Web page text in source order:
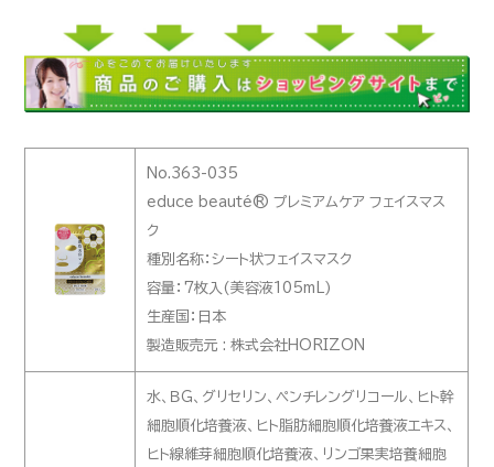
No.363-035
educe beauté® プレミアムケア フェイスマス
ク
種別名称：シート状フェイスマスク
容量：7枚入(美容液105mL)
生産国：日本
製造販売元 : 株式会社HORIZON
水、ＢＧ、グリセリン、ペンチレングリコール、ヒト幹
細胞順化培養液、ヒト脂肪細胞順化培養液エキス、
ヒト線維芽細胞順化培養液、リンゴ果実培養細胞